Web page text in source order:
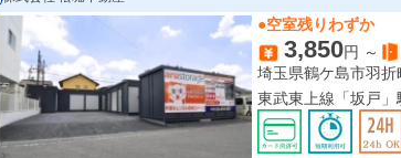
●空室残りわずか
3,850円 ～
埼玉県鶴ケ島市羽折
東武東上線「坂戸
東武生越線「一本松